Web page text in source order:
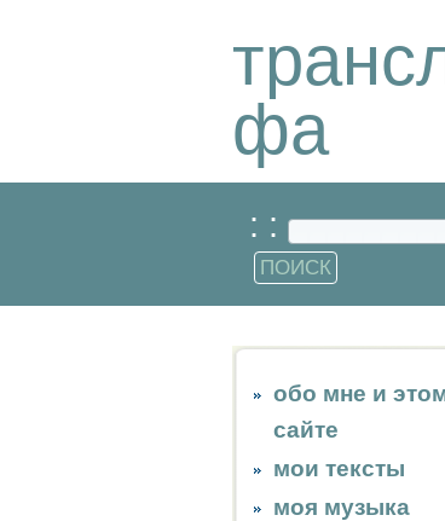
фа
: :
обо мне и
сайте
мои тексты
моя музыка